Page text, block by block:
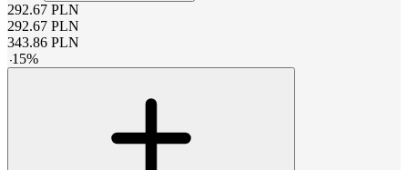
292.67 PLN
292.67 PLN
343.86 PLN
-15%